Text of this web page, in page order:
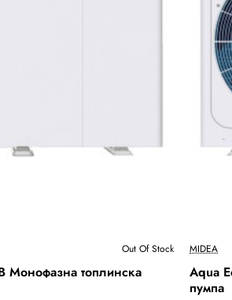
Бесплатна Достава
Out Of Stock
Монофазна топлинска
Out
MIDEA
Aqua
пумпа